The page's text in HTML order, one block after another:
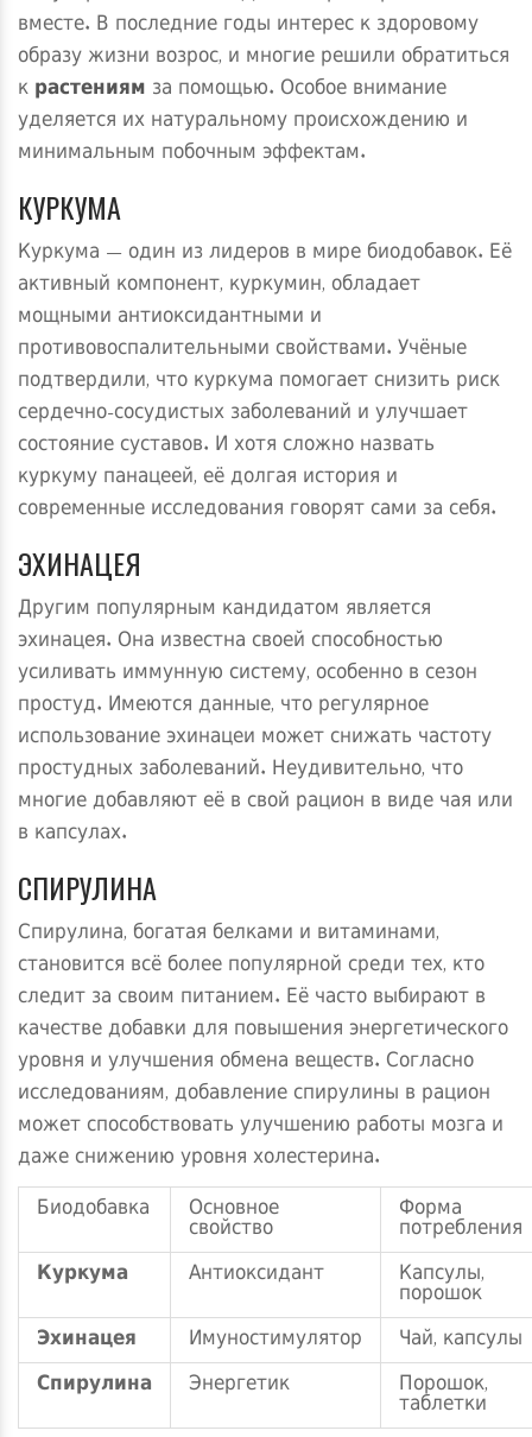
вместе. В последние годы интерес к здоровому
образу жизни возрос, и многие решили обратиться
к растениям за помощью. Особое внимание
уделяется их натуральному происхождению и
минимальным побочным эффектам.
КУРКУМА
Куркума — один из лидеров в мире биодобавок. Её
активный компонент, куркумин, обладает
мощными антиоксидантными и
противовоспалительными свойствами. Учёные
подтвердили, что куркума помогает снизить риск
сердечно-сосудистых заболеваний и улучшает
состояние суставов. И хотя сложно назвать
куркуму панацеей, её долгая история и
современные исследования говорят сами за себя.
ЭХИНАЦЕЯ
Другим популярным кандидатом является
эхинацея. Она известна своей способностью
усиливать иммунную систему, особенно в сезон
простуд. Имеются данные, что регулярное
использование эхинацеи может снижать частоту
простудных заболеваний. Неудивительно, что
многие добавляют её в свой рацион в виде чая или
в капсулах.
СПИРУЛИНА
Спирулина, богатая белками и витаминами,
становится всё более популярной среди тех, кто
следит за своим питанием. Её часто выбирают в
качестве добавки для повышения энергетического
уровня и улучшения обмена веществ. Согласно
исследованиям, добавление спирулины в рацион
может способствовать улучшению работы мозга и
даже снижению уровня холестерина.
Биодобавка
Основное
свойство
Форма
потребления
Куркума
Антиоксидант Капсулы,
порошок
Эхинацея
Имуностимулятор
Чай, капсулы
Спирулина
Энергетик Порошок,
таблетки